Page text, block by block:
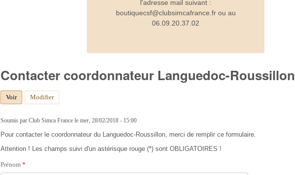
l'adresse mail suivant :
boutiquecsf@clubsimcafrance.fr ou au
06.09.20.37.02
Contacter coordonnateur Languedoc-Roussillon
Voir(onglet actif)
Modifier
Soumis parClub Simca France lemer, 28/02/2018 - 15:00
Pour contacter le coordonnateur du Languedoc-Roussillon, merci de remplir ce formulaire.
Attention ! Les champs suivi d'un astérisque rouge (*) sont OBLIGATOIRES !
Prénom*